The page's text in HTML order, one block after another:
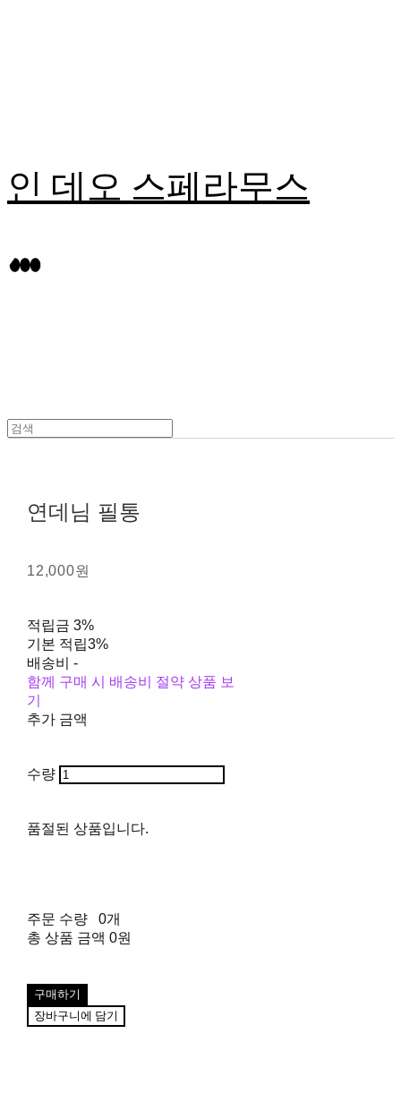
인 데오 스페라무스
연데님 필통
12,000원
적립금 3%
기본 적립3%
배송비 -
함께 구매 시 배송비 절약 상품 보
기
추가 금액
수량
품절된 상품입니다.
주문 수량
0개
총 상품 금액 0원
구매하기
장바구니에 담기